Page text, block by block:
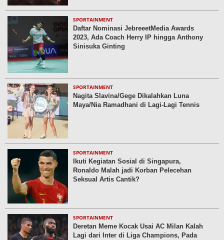
SPORTAINMENT
Daftar Nominasi JebreeetMedia Awards
2023, Ada Coach Herry IP hingga Anthony
Sinisuka Ginting
SPORTAINMENT
Nagita Slavina/Gege Dikalahkan Luna
Maya/Nia Ramadhani di Lagi-Lagi Tennis
SPORTAINMENT
Ikuti Kegiatan Sosial di Singapura,
Ronaldo Malah jadi Korban Pelecehan
Seksual Artis Cantik?
SPORTAINMENT
Deretan Meme Kocak Usai AC Milan Kalah
Lagi dari Inter di Liga Champions, Pada